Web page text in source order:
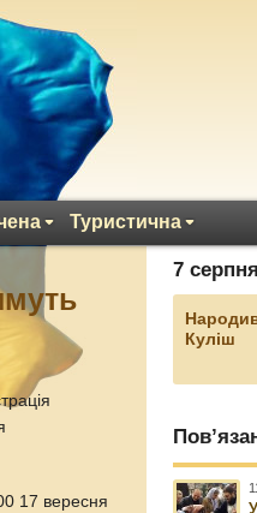
Туристична
17 вересня
7 серпня
Куліш